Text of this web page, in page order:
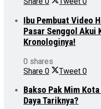
Ibu Pembuat Video
Pasar Senggol Akui
Kronologinya!
0 shares
Share 0 Tweet 0
Bakso Pak Mim
Daya Tariknya?